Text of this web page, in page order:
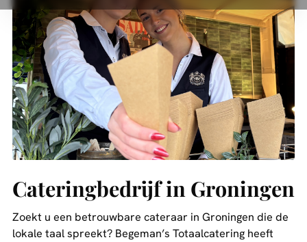
Cateringbedrijf in Groningen
Zoekt u een betrouwbare cateraar in Groningen die de
lokale taal spreekt? Begeman’s Totaalcatering heeft